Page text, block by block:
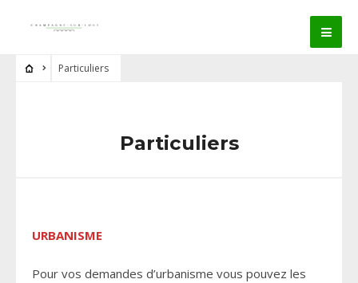
Particuliers
Particuliers
URBANISME
Pour vos demandes d’urbanisme vous pouvez les